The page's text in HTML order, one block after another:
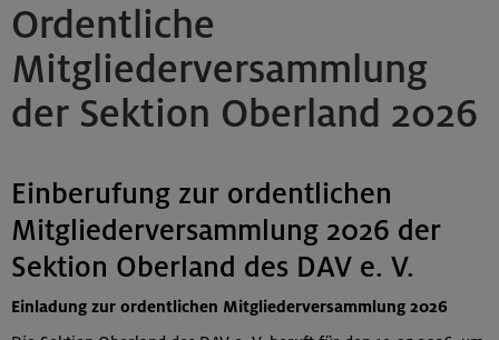
Ordentliche
Mitgliederversammlung
der Sektion Oberland 2026
Einberufung zur ordentlichen
Mitgliederversammlung 2026 der
Sektion Oberland des DAV e. V.
Einladung zur ordentlichen Mitgliederversammlung 2026